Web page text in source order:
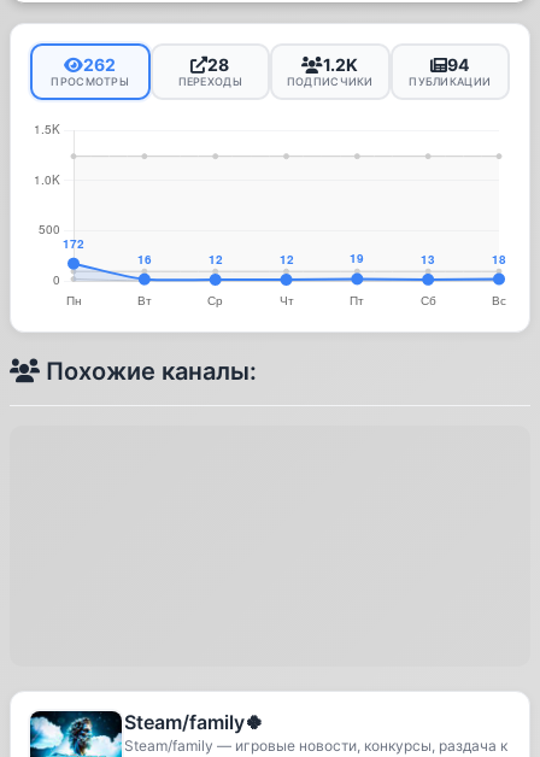
262
ПРОСМОТРЫ
28
ПЕРЕХОДЫ
1.2K
ПОДПИСЧИКИ
94
ПУБЛИКАЦИИ
Похожие каналы:
Steam/family️️🍀
Steam/family️️ — игровые новости, конкурсы, раздача к